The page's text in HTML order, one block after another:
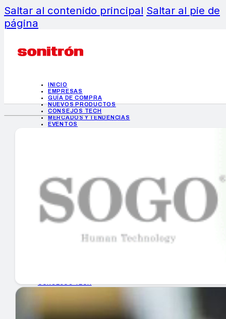
Saltar al contenido principal Saltar al pie de
página
INICIO
EMPRESAS
GUÍA DE COMPRA
NUEVOS PRODUCTOS
CONSEJOS TECH
MERCADOS Y TENDENCIAS
EVENTOS
INICIO
EMPRESAS
GUÍA DE COMPRA